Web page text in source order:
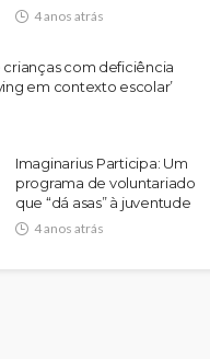
4 anos atrás
com deficiência
em contexto escolar’
Imaginarius Participa: Um
programa de voluntariado
que “dá asas” à juventude
4 anos atrás